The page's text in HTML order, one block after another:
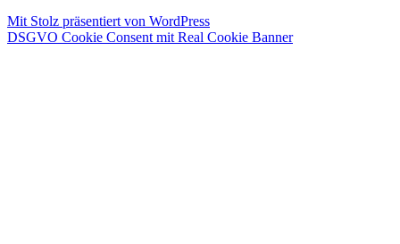
Mit Stolz präsentiert von WordPress
DSGVO Cookie Consent mit Real Cookie Banner